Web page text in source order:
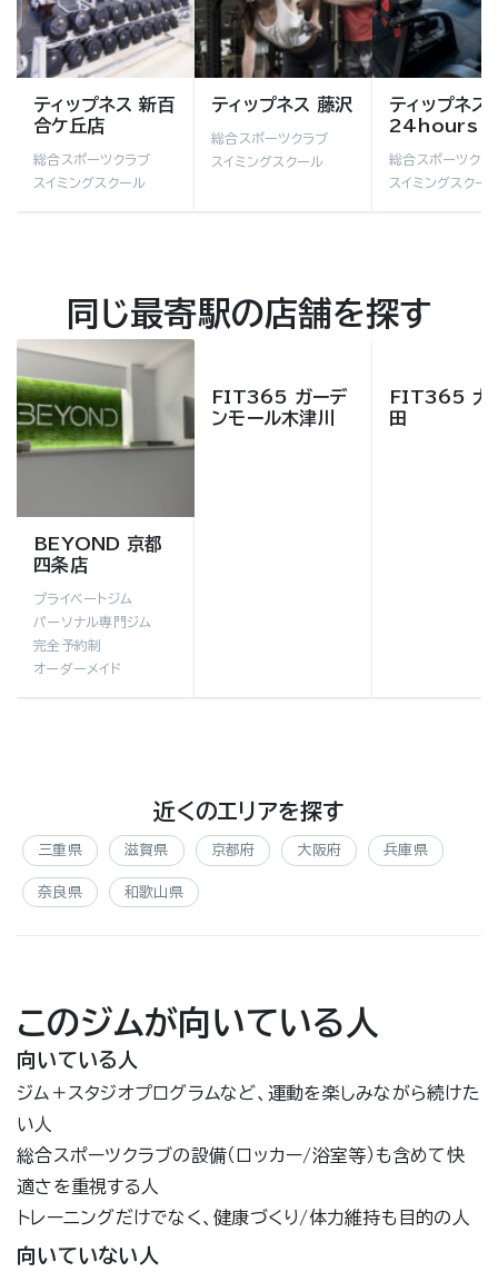
ティップネス 新百
合ケ丘店
総合スポーツクラブ
スイミングスクール
ティップネス 藤沢
総合スポーツクラブ
スイミングスクール
ティップネス
24hours
総合スポーツクラ
スイミングスクー
同じ最寄駅の店舗を探す
BEYOND 京都
四条店
プライベートジム
パーソナル専門ジム
完全予約制
オーダーメイド
FIT365 ガーデ
ンモール木津川
FIT365 大
田
近くのエリアを探す
三重県 滋賀県 京都府 大阪府 兵庫県
奈良県 和歌山県
このジムが向いている人
向いている人
ジム＋スタジオプログラムなど、運動を楽しみながら続けた
い人
総合スポーツクラブの設備（ロッカー/浴室等）も含めて快
適さを重視する人
トレーニングだけでなく、健康づくり/体力維持も目的の人
向いていない人